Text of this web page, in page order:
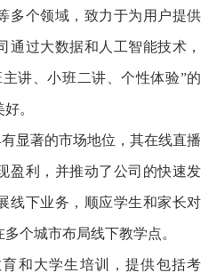
多个领域，致力于为用户提供
通过大数据和人工智能技术，
讲、小班二讲、个性体验”的
。
显著的市场地位，其在线直播
盈利，并推动了公司的快速发
线下业务，顺应学生和家长对
个城市布局线下教学点。
和大学生培训，提供包括考